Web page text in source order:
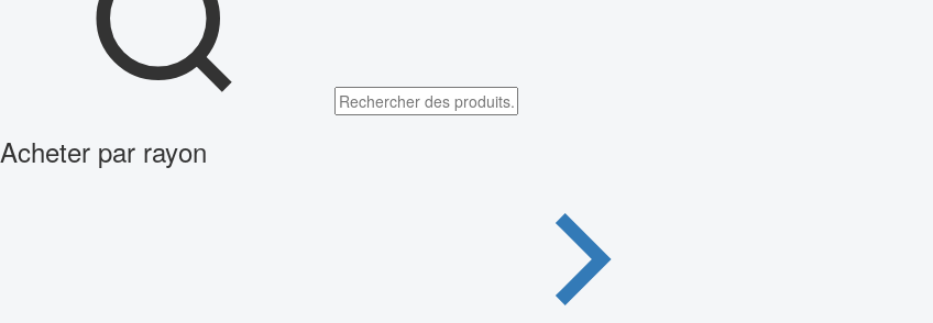
Acheter par rayon